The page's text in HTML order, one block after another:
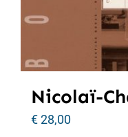
Nicolaï-
€28,00